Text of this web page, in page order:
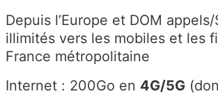
Depuis l’Europe et DOM
illimités vers les mobiles et les
France métropolitaine
Internet : 200Go en 4G/5G